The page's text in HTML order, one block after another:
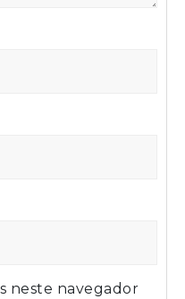
neste navegador